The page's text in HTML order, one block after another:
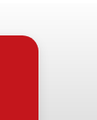
ja